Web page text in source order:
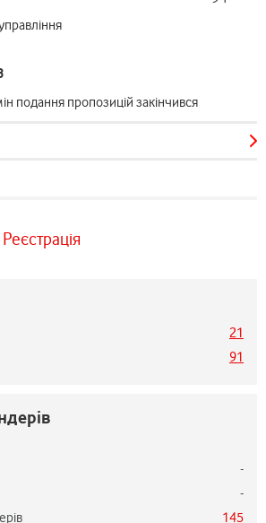
подання пропозицій закінчився
Реєстрація
21
91
-
-
145